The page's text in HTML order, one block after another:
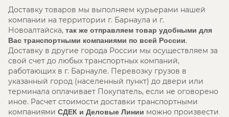
Доставку товаров мы выполняем курьерами нашей
компании на территории г. Барнаула и г.
Новоалтайска, так же отправляем товар удобными для
Вас транспортными компаниями по всей России.
Доставку в другие города России мы осуществляем за
свой счет до любых транспортных компаний,
работающих в г. Барнауле. Перевозку грузов в
указанный город (населенный пункт) до двери или
терминала оплачивает Покупатель, если не оговорено
иное. Расчет стоимости доставки транспортными
компаниями СДЕК и Деловые Линии можно произвести